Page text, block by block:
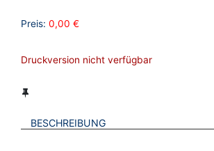
Preis: 0,00 €
Druckversion nicht verfügbar
BESCHREIBUNG